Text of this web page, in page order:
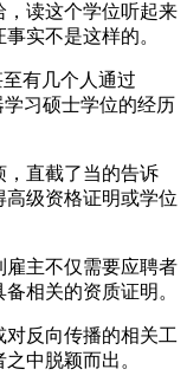
，读这个学位听起来
实不是这样的。
有几个人通过
习硕士学位的经历
直截了当的告诉
级资格证明或学位
主不仅需要应聘者
相关的资质证明。
反向传播的相关工
中脱颖而出。